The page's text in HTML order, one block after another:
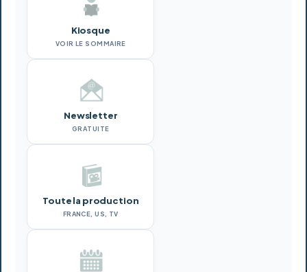
Kiosque
VOIR LE SOMMAIRE
Newsletter
GRATUITE
Toute la production
FRANCE, US, TV